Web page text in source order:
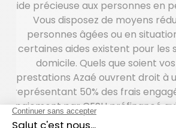
aide précieuse aux personnes en
Vous disposez de moyens
personnes âgées ou en
certaines aides existent pour les
domicile. Quels que soient
prestations Azaé ouvrent droit à
représentant 50% des frais
paiement par CESU préfinancé
par une collectivité locale, une